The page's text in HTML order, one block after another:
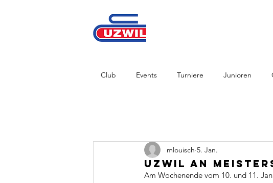
Club Events Turniere Junioren
Uzwil an
mlouisch 5. Jan.
Am Wochenende vom 10. und 11.